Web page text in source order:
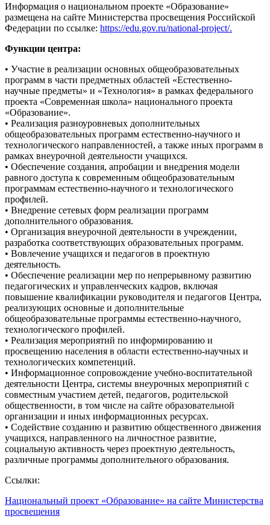
Информация о национальном проекте «Образование»
размещена на сайте Министерства просвещения Российской
Федерации по ссылке: https://edu.gov.ru/national-project/.
Функции центра:
• Участие в реализации основных общеобразовательных
программ в части предметных областей «Естественно-
научные предметы» и «Технология» в рамках федерального
проекта «Современная школа» национального проекта
«Образование».
• Реализация разноуровневых дополнительных
общеобразовательных программ естественно-научного и
технологического направленностей, а также иных программ в
рамках внеурочной деятельности учащихся.
• Обеспечение создания, апробации и внедрения модели
равного доступа к современным общеобразовательным
программам естественно-научного и технологического
профилей.
• Внедрение сетевых форм реализации программ
дополнительного образования.
• Организация внеурочной деятельности в учреждении,
разработка соответствующих образовательных программ.
• Вовлечение учащихся и педагогов в проектную
деятельность.
• Обеспечение реализации мер по непрерывному развитию
педагогических и управленческих кадров, включая
повышение квалификации руководителя и педагогов Центра,
реализующих основные и дополнительные
общеобразовательные программы естественно-научного,
технологического профилей.
• Реализация мероприятий по информированию и
просвещению населения в области естественно-научных и
технологических компетенций.
• Информационное сопровождение учебно-воспитательной
деятельности Центра, системы внеурочных мероприятий с
совместным участием детей, педагогов, родительской
общественности, в том числе на сайте образовательной
организации и иных информационных ресурсах.
• Содействие созданию и развитию общественного движения
учащихся, направленного на личностное развитие,
социальную активность через проектную деятельность,
различные программы дополнительного образования.
Ссылки:
Национальный проект «Образование» на сайте Министерства
просвещения